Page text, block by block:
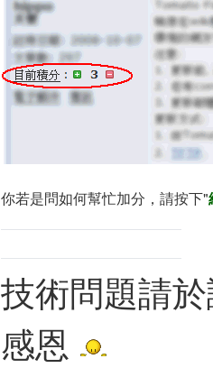
你若是問如何幫忙加分，請按下"
技術問題請
感恩